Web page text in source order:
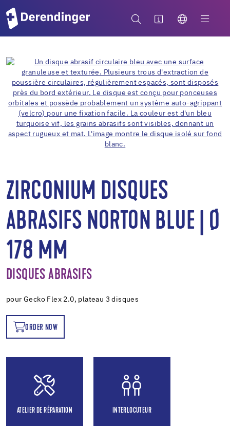
ZIRCONIUM DISQUES
ABRASIFS NORTON BLUE | Ø
178 MM
DISQUES ABRASIFS
pour Gecko Flex 2.0, plateau 3 disques
ORDER NOW
ATELIER DE RÉPARATION INTERLOCUTEUR